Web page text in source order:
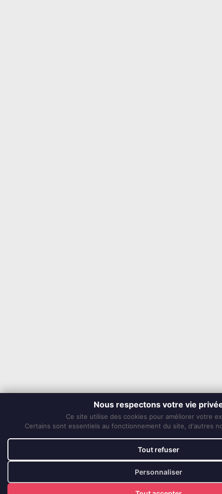
Nous respectons votre vie
Ce site utilise des cookies pour améliorer votre
Certains sont essentiels au fonctionnement du site, d'autres
Tout refuser
Personnaliser